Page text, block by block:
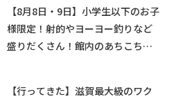
【8月8日・9日】小学生以下のお子
様限定！射的やヨーヨー釣りなど
盛りだくさん！館内のあちこちに
【行ってきた】滋賀最大級のワク